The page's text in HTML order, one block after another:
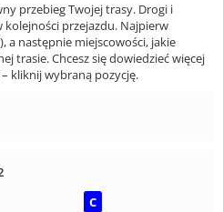
przebieg Twojej trasy. Drogi i
kolejności przejazdu. Najpierw
a następnie miejscowości, jakie
trasie. Chcesz się dowiedzieć więcej
kliknij wybraną pozycję.
C